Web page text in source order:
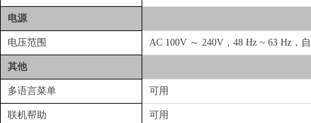
电源
电压范围 AC 100V ～ 240V，48 Hz ~ 63 Hz，
其他
多语言菜单 可用
联机帮助 可用